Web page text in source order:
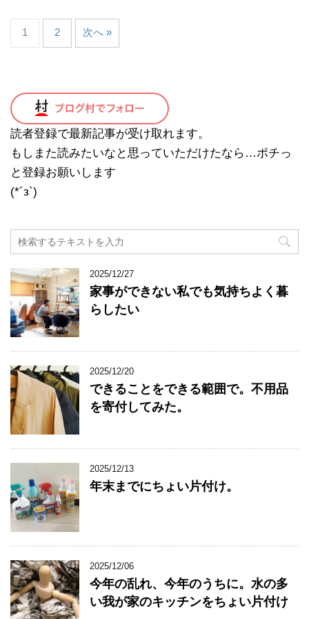
1 2 次へ »
読者登録で最新記事が受け取れます。
もしまた読みたいなと思っていただけたなら…ポチっ
と登録お願いします
(*´з`)
2025/12/27
家事ができない私でも気持ちよく暮
らしたい
2025/12/20
できることをできる範囲で。不用品
を寄付してみた。
2025/12/13
年末までにちょい片付け。
2025/12/06
今年の乱れ、今年のうちに。水の多
い我が家のキッチンをちょい片付け